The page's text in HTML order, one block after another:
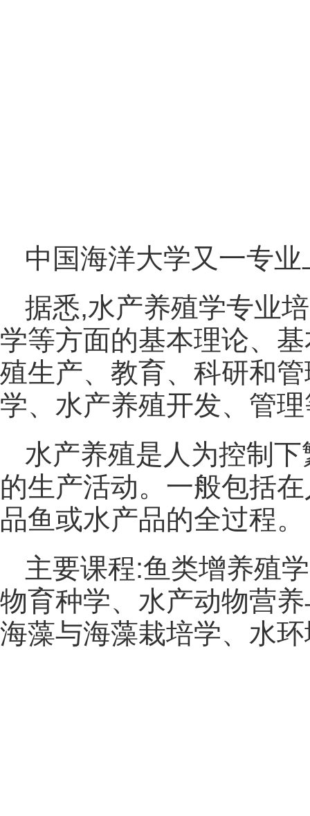
中国海洋大学又一专
据悉,水产养殖学专业
学等方面的基本理论、
殖生产、教育、科研和
学、水产养殖开发、管
水产养殖是人为控制
的生产活动。一般包括
品鱼或水产品的全过程。
主要课程:鱼类增养殖
物育种学、水产动物营
海藻与海藻栽培学、水